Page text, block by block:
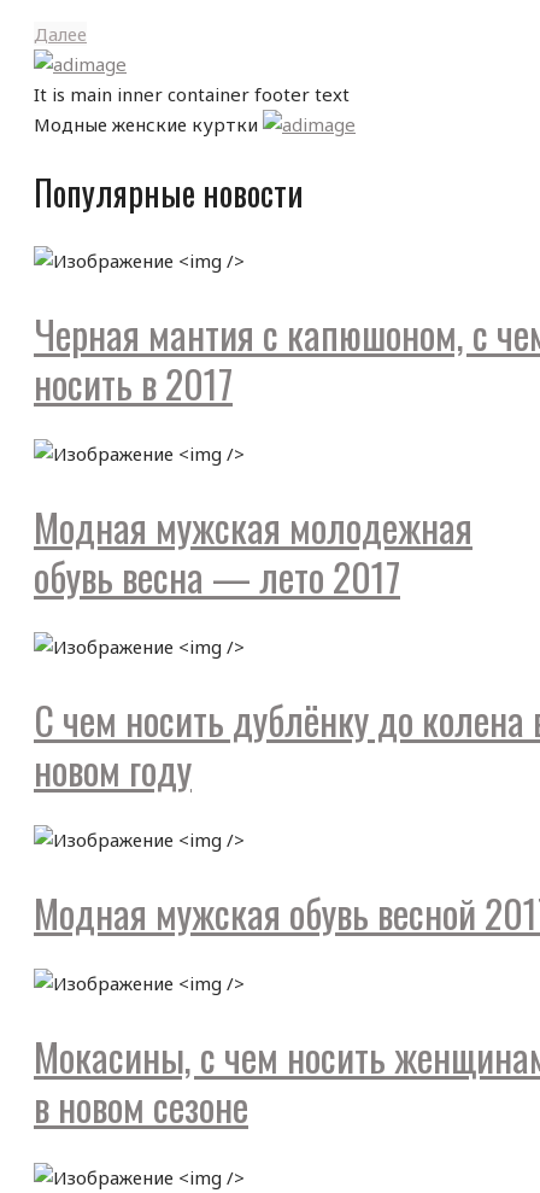
Далее
It is main inner container footer text
Модные женские куртки
Популярные новости
Черная мантия с капюшоном, с
носить в 2017
Модная мужская молодежная
обувь весна — лето 2017
С чем носить дублёнку до колена
новом году
Модная мужская обувь весной
Мокасины, с чем носить
в новом сезоне